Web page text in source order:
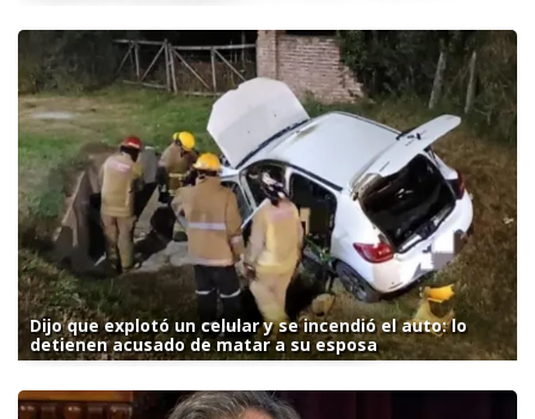
Dijo que explotó un celular y se incendió el auto: lo
detienen acusado de matar a su esposa